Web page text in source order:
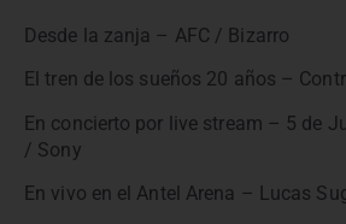
Desde la zanja – AFC / Bizarro
El tren de los sueños 20 años –
En concierto por live stream – 5 de
/ Sony
En vivo en el Antel Arena – Lucas